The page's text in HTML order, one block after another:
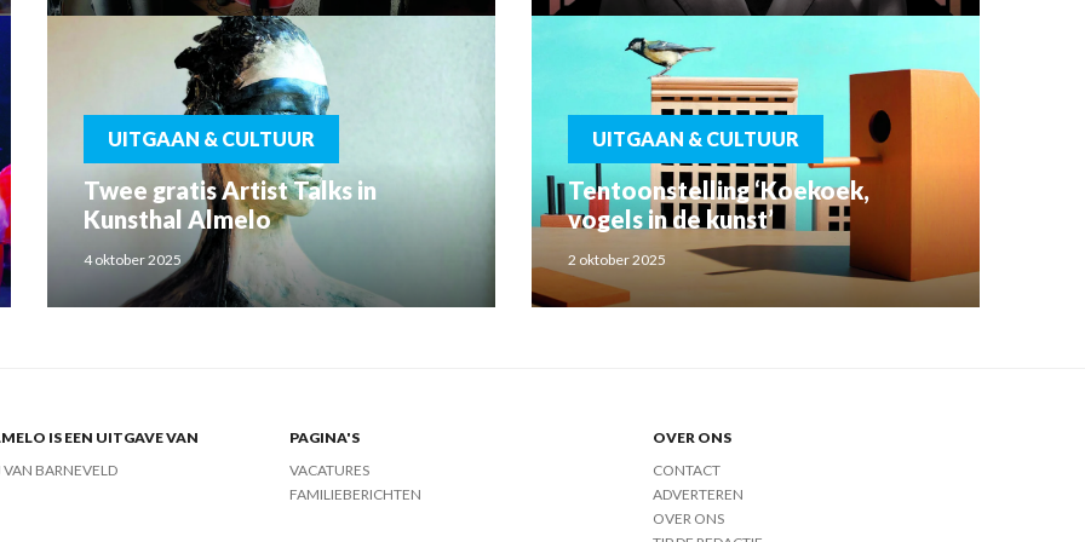
UITGAAN & CULTUUR
Twee gratis Artist Talks in
Kunsthal Almelo
4 oktober 2025
UITGAAN & CULTUUR
Tentoonstelling ‘Koekoek,
vogels in de kunst’
2 oktober 2025
IS EEN UITGAVE VAN
VAN BARNEVELD
PAGINA'S
VACATURES
FAMILIEBERICHTEN
OVER ONS
CONTACT
ADVERTEREN
OVER ONS